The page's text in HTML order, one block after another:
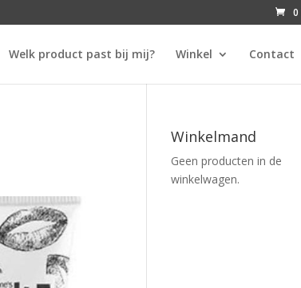
0
Welk product past bij mij? Winkel Contact
Winkelmand
Geen producten in de
winkelwagen.